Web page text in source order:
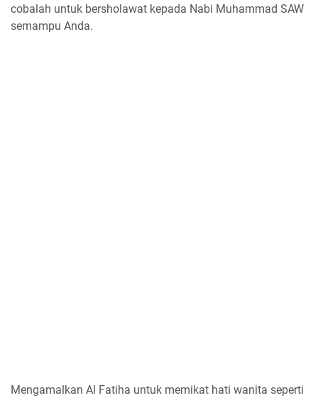
cobalah untuk bersholawat kepada Nabi Muhammad SAW
semampu Anda.
Mengamalkan Al Fatiha untuk memikat hati wanita seperti